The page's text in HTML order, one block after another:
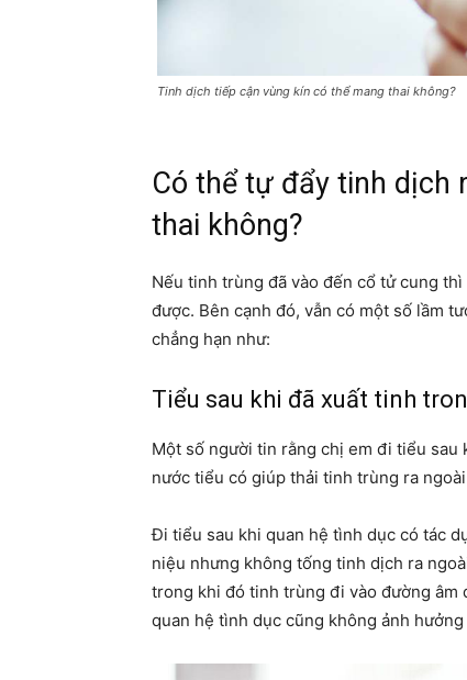
Tinh dịch tiếp cận vùng kín có thể mang thai không?
Có thể tự đẩy tinh dịch
thai không?
Nếu tinh trùng đã vào đến cổ tử cung
được. Bên cạnh đó, vẫn có một số lầm
chẳng hạn như:
Tiểu sau khi đã xuất tinh
Một số người tin rằng chị em đi tiểu
nước tiểu có giúp thải tinh trùng ra
Đi tiểu sau khi quan hệ tình dục có tác
niệu nhưng không tống tinh dịch ra
trong khi đó tinh trùng đi vào đường âm
quan hệ tình dục cũng không ảnh